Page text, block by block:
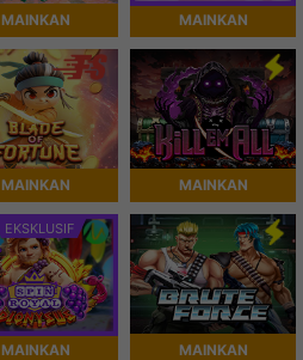
MAINKAN MAINKAN
MAINKAN MAINKAN
EKSKLUSIF
MAINKAN MAINKAN